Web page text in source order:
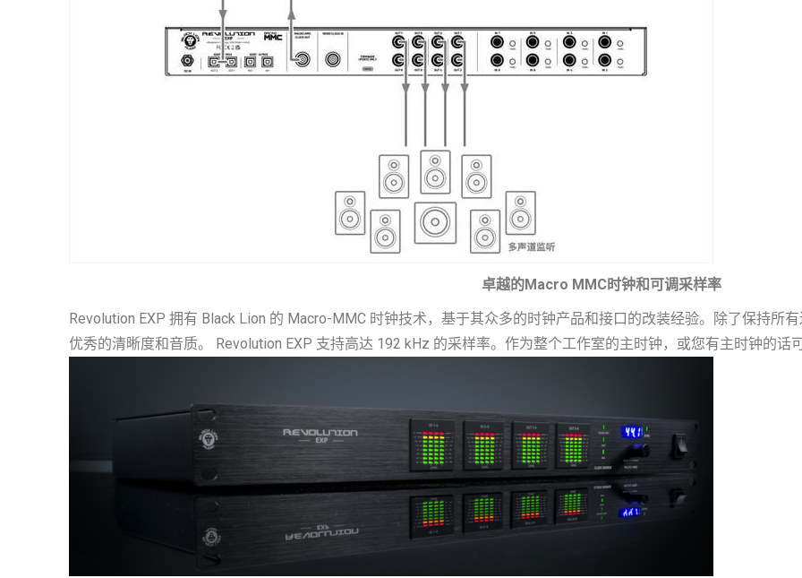
卓越的Macro MMC时钟和可调采样率
Revolution EXP 拥有 Black Lion 的 Macro-MMC 时钟技术，基于其众多的时钟产品和接口的改装经验。除了保持所
优秀的清晰度和音质。 Revolution EXP 支持高达 192 kHz 的采样率。作为整个工作室的主时钟，或您有主时钟的话